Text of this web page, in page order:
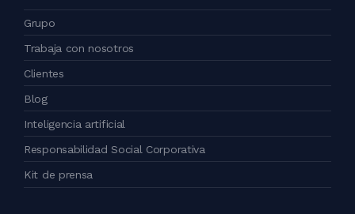
Grupo
Trabaja con nosotros
Clientes
Blog
Inteligencia artificial
Responsabilidad Social Corporativa
Kit de prensa